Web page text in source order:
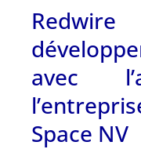
avec
Space NV